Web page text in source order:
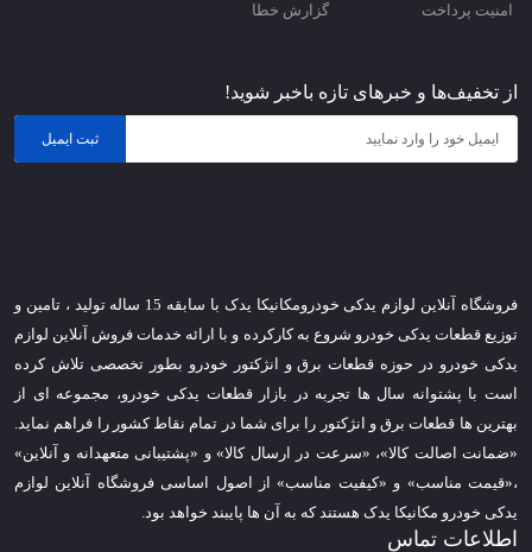
گزارش خطا امنیت پرداخت
از تخفیف‌ها و خبرهای تازه باخبر شوید!
ثبت ایمیل
فروشگاه آنلاین لوازم یدکی خودرومکانیکا یدک با سابقه 15 ساله تولید ، تامین و
توزیع قطعات یدکی خودرو شروع به کارکرده و با ارائه خدمات فروش آنلاین لوازم
یدکی خودرو در حوزه قطعات برق و انژکتور خودرو بطور تخصصی تلاش کرده
است با پشتوانه سال ها تجربه در بازار قطعات یدکی خودرو، مجموعه ای از
بهترین ها قطعات برق و انژکتور را برای شما در تمام نقاط کشور را فراهم نماید.
«ضمانت اصالت کالا»، «سرعت در ارسال کالا» و «پشتیبانی متعهدانه و آنلاین»
،«قیمت مناسب» و «کیفیت مناسب» از اصول اساسی فروشگاه آنلاین لوازم
یدکی خودرو مکانیکا یدک هستند که به آن ها پایبند خواهد بود.
اطلاعات تماس